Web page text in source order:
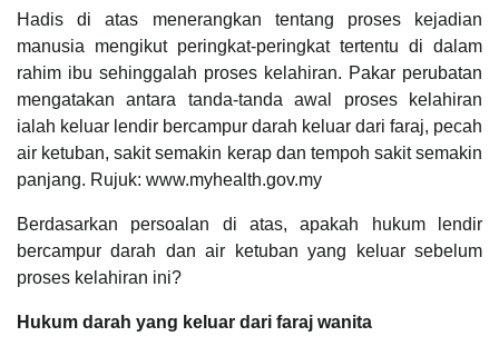
Hadis di atas menerangkan tentang proses kejadian
manusia mengikut peringkat-peringkat tertentu di dalam
rahim ibu sehinggalah proses kelahiran. Pakar perubatan
mengatakan antara tanda-tanda awal proses kelahiran
ialah keluar lendir bercampur darah keluar dari faraj, pecah
air ketuban, sakit semakin kerap dan tempoh sakit semakin
panjang. Rujuk: www.myhealth.gov.my
Berdasarkan persoalan di atas, apakah hukum lendir
bercampur darah dan air ketuban yang keluar sebelum
proses kelahiran ini?
Hukum darah yang keluar dari faraj wanita